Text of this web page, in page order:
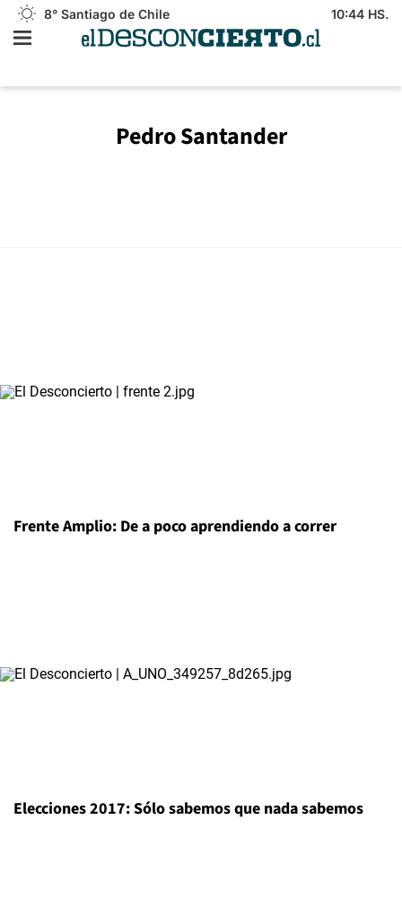
8° Santiago de Chile 10:44 HS.
Pedro Santander
Frente Amplio: De a poco aprendiendo a correr
Elecciones 2017: Sólo sabemos que nada sabemos